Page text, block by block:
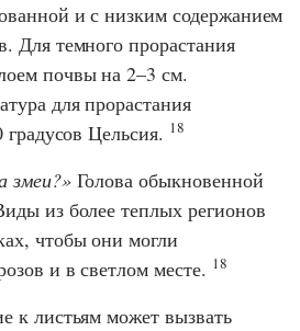
и с низким содержанием
Для темного прорастания
почвы на 2–3 см.
для прорастания
градусов Цельсия. 18
змеи? Голова обыкновенной
из более теплых регионов
чтобы они могли
и в светлом месте. 18
к листьям может вызвать